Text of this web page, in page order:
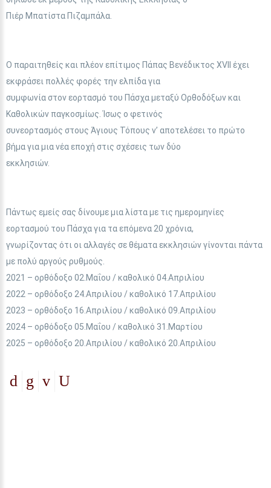
Πιέρ Μπατίστα Πιζαμπάλα.
Ο παραιτηθείς και πλέον επίτιμος Πάπας Βενέδικτος XVII έχει
εκφράσει πολλές φορές την ελπίδα για
συμφωνία στον εορτασμό του Πάσχα μεταξύ Ορθοδόξων και
Καθολικών παγκοσμίως. Ίσως ο φετινός
συνεορτασμός στους Άγιους Τόπους ν’ αποτελέσει το πρώτο
βήμα για μια νέα εποχή στις σχέσεις των δύο
εκκλησιών.
Πάντως εμείς σας δίνουμε μια λίστα με τις ημερομηνίες
εορτασμού του Πάσχα για τα επόμενα 20 χρόνια,
γνωρίζοντας ότι οι αλλαγές σε θέματα εκκλησιών γίνονται πάντα
με πολύ αργούς ρυθμούς.
2021 – ορθόδοξο 02.Μαΐου / καθολικό 04.Απριλίου
2022 – ορθόδοξο 24.Απριλίου / καθολικό 17.Απριλίου
2023 – ορθόδοξο 16.Απριλίου / καθολικό 09.Απριλίου
2024 – ορθόδοξο 05.Μαΐου / καθολικό 31.Μαρτίου
2025 – ορθόδοξο 20.Απριλίου / καθολικό 20.Απριλίου